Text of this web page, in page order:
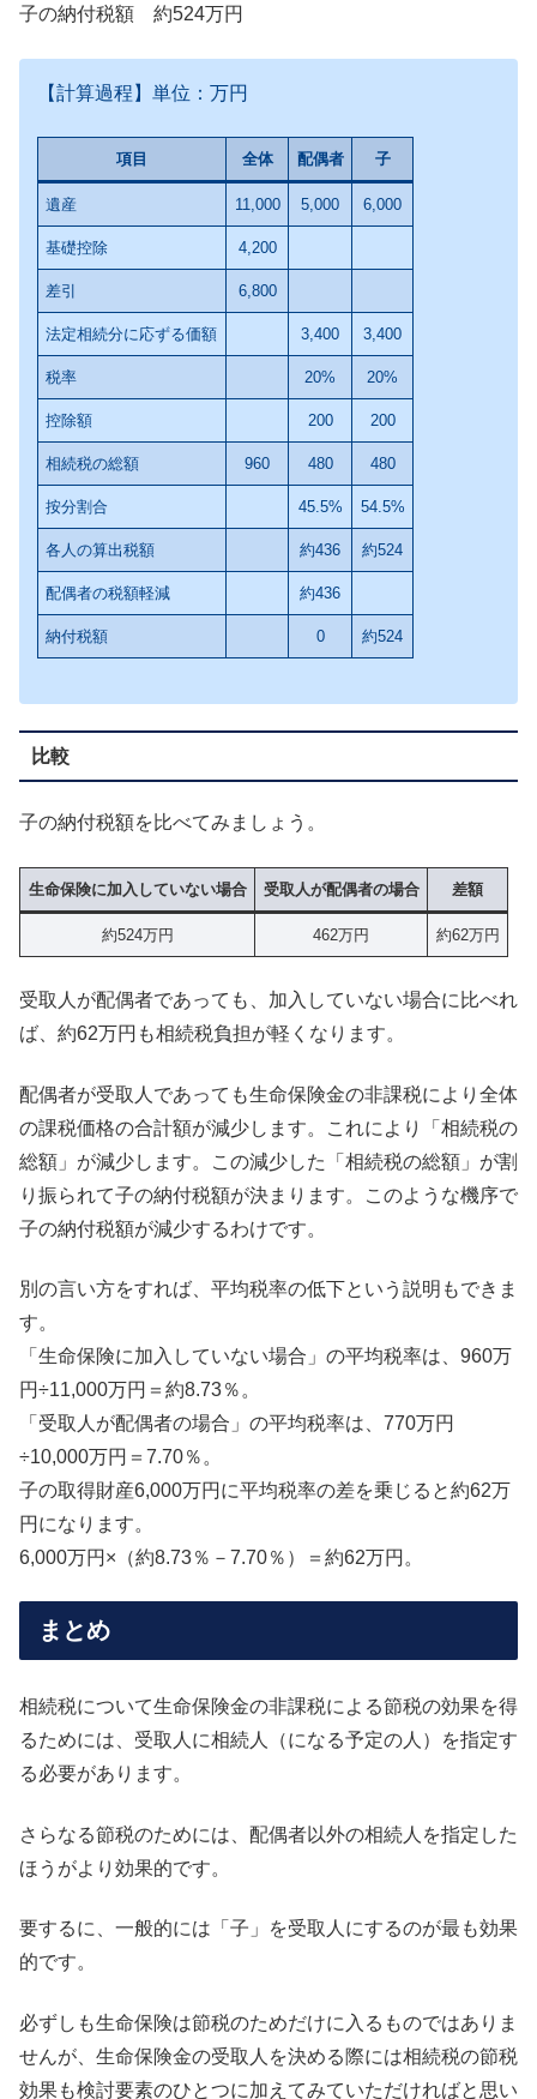
子の納付税額 約524万円
【計算過程】単位：万円
項目 全体 配偶者 子
遺産 11,000 5,000 6,000
基礎控除 4,200
差引 6,800
法定相続分に応ずる価額 3,400 3,400
税率 20% 20%
控除額 200 200
相続税の総額 960 480 480
按分割合 45.5% 54.5%
各人の算出税額 約436 約524
配偶者の税額軽減 約436
納付税額 0 約524
比較
子の納付税額を比べてみましょう。
生命保険に加入していない場合 受取人が配偶者の場合 差額
約524万円 462万円 約62万円
受取人が配偶者であっても、加入していない場合に比べれ
ば、約62万円も相続税負担が軽くなります。
配偶者が受取人であっても生命保険金の非課税により全体
の課税価格の合計額が減少します。これにより「相続税の
総額」が減少します。この減少した「相続税の総額」が割
り振られて子の納付税額が決まります。このような機序で
子の納付税額が減少するわけです。
別の言い方をすれば、平均税率の低下という説明もできま
す。
「生命保険に加入していない場合」の平均税率は、960万
円÷11,000万円＝約8.73％。
「受取人が配偶者の場合」の平均税率は、770万円
÷10,000万円＝7.70％。
子の取得財産6,000万円に平均税率の差を乗じると約62万
円になります。
6,000万円×（約8.73％－7.70％）＝約62万円。
まとめ
相続税について生命保険金の非課税による節税の効果を得
るためには、受取人に相続人（になる予定の人）を指定す
る必要があります。
さらなる節税のためには、配偶者以外の相続人を指定した
ほうがより効果的です。
要するに、一般的には「子」を受取人にするのが最も効果
的です。
必ずしも生命保険は節税のためだけに入るものではありま
せんが、生命保険金の受取人を決める際には相続税の節税
効果も検討要素のひとつに加えてみていただければと思い